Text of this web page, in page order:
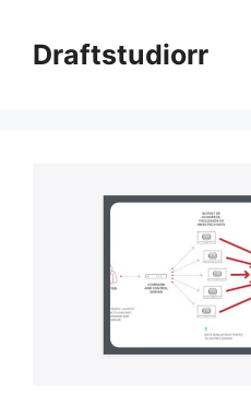
contentDraftstudiorr